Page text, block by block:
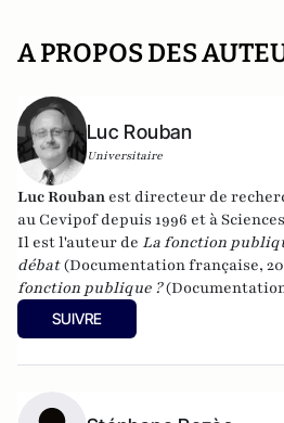
A PROPOS DES
Luc Rouban
Universitaire
Luc Rouban est directeur de
au Cevipof depuis 1996 et à
Il est l'auteur de La fonction
débat(Documentation française,
fonction publique ?
démocratie représentative est-elle
(Documentation française, 2018) et
SUIVRE